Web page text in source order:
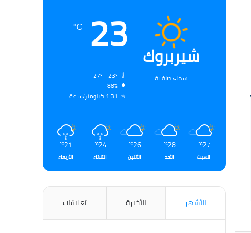
شيربروك
سماء صافية
23
℃
88%
1.31 كيلومتر/ساعة
27
℃
السبت
28
℃
الأحد
26
℃
الأثنين
24
℃
الثلاثاء
21
℃
الأربعاء
الأشهر الأخيرة تعليقات